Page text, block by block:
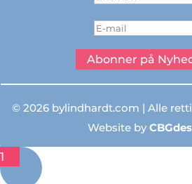
Abonner på
© 2026 bylindhardt.com | Alle
Website by
1